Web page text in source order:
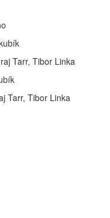
Tarr, Tibor Linka
Tarr, Tibor Linka